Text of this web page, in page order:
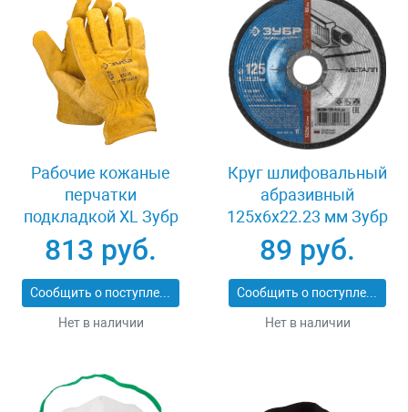
Рабочие кожаные
перчатки
подкладкой XL Зубр
МАСТЕР 1135-XL
813 руб.
Сообщить о поступлении
Нет в наличии
Круг шлифовальный
абразивный
125x6x22.23 мм Зубр
36204-125-6.0_z02
89 руб.
Сообщить о поступлении
Нет в наличии